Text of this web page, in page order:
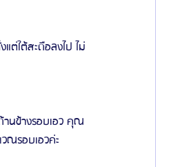
ต่ใต้สะดือลงไป ไม่
นข้างรอบเอว คุณ
ณรอบเอวค่ะ